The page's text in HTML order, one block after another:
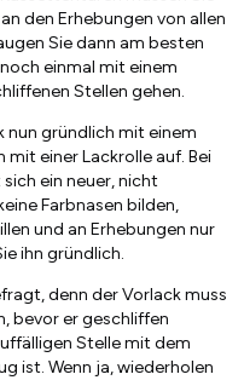
den Erhebungen von allen
Sie dann am besten
einmal mit einem
Stellen gehen.
nun gründlich mit einem
einer Lackrolle auf. Bei
ein neuer, nicht
Farbnasen bilden,
und an Erhebungen nur
ihn gründlich.
denn der Vorlack muss
bevor er geschliffen
Stelle mit dem
ist. Wenn ja, wiederholen